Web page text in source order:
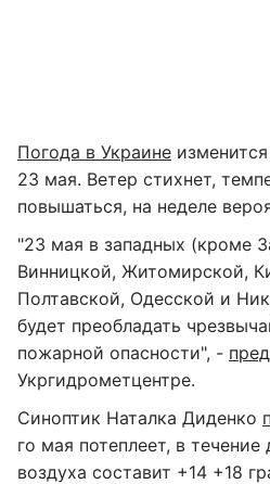
Погода в Украине
23 мая. Ветер стихнет,
повышаться, на неделе
"23 мая в западных (кроме
Винницкой, Житомирской,
Полтавской, Одесской и
будет преобладать
пожарной опасности", -
Укргидрометцентре.
Синоптик Наталка Диденко
го мая потеплеет, в течение
воздуха составит +14 +18